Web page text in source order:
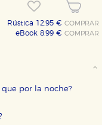
Rústica 12,95 €COMPRAR
eBook 8,99 €COMPRAR
por la noche?